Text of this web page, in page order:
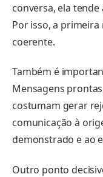
conversa, ela
Por isso, a
coerente.
Também é
Mensagens
costumam gerar
comunicação à
demonstrado e ao
Outro ponto